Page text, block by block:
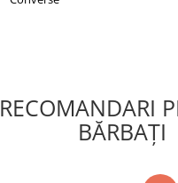
RECOMANDARI
BĂRBAŢI